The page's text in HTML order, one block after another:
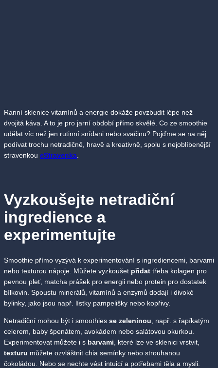
Ranní sklenice vitamínů a energie dokáže povzbudit lépe než
dvojitá káva. A to je pro jarní období přímo skvělé. Co ze smoothie
udělat víc než jen rutinní snídani nebo svačinu? Pojďme se na něj
podívat trochu netradičně, hravě a kreativně, spolu s nejoblíbenější
stravenkou eStravenka
Vyzkoušejte netradiční
ingredience a
experimentujte
Smoothie přímo vyzývá k experimentování s ingrediencemi, barvami
nebo texturou nápoje. Můžete vyzkoušet přidat třeba kolagen pro
pevnou pleť, matcha prášek pro energii nebo protein pro dostatek
bílkovin. Spoustu minerálů, vitamínů a enzymů dodají i divoké
bylinky, jako jsou např. lístky pampelišky nebo kopřivy.
Netradiční mohou být i smoothies se zeleninou , např. s řapíkatým
celerem, baby špenátem, avokádem nebo salátovou okurkou.
Experimentovat můžete i s barvami , které lze ve sklenici vrstvit,
texturu můžete ozvláštnit chia semínky nebo strouhanou
čokoládou. Nebo se nechte vést intuicí a potřebami těla a mysli.